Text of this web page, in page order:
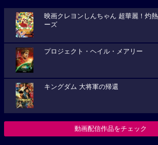
映画クレヨンしんちゃん 超華麗！灼
ーズ
プロジェクト・ヘイル・メアリー
キングダム 大将軍の帰還
動画配信作品をチェック